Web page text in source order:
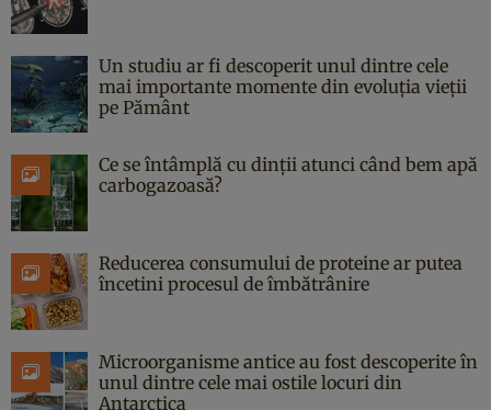
Un studiu ar fi descoperit unul dintre cele
mai importante momente din evoluția vieții
pe Pământ
Ce se întâmplă cu dinții atunci când bem apă
carbogazoasă?
Reducerea consumului de proteine ar putea
încetini procesul de îmbătrânire
Microorganisme antice au fost descoperite în
unul dintre cele mai ostile locuri din
Antarctica